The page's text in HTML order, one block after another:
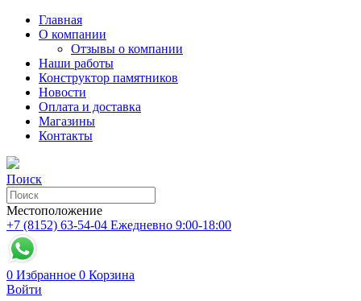
Главная
О компании
Отзывы о компании
Наши работы
Конструктор памятников
Новости
Оплата и доставка
Магазины
Контакты
Поиск
Местоположение
+7 (8152) 63-54-04 Ежедневно 9:00-18:00
0 Избранное 0 Корзина
Войти